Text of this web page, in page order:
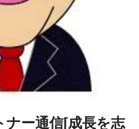
ー通信[成長を志